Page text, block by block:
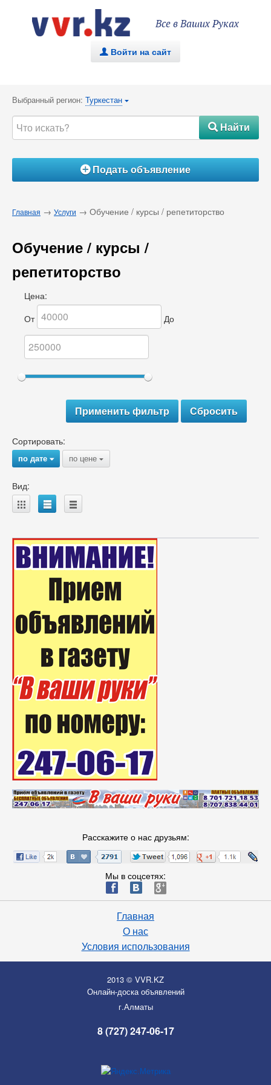
Все в Ваших Руках
. Войти на сайт
Выбранный регион: Туркестан {
#Найти
ÁПодать объявление
Главная → Услуги → Обучение / курсы / репетиторство
Обучение / курсы /
репетиторство
Цена:
От
До
Сортировать:
по дате{ по цене {
Вид:
A B C
Расскажите о нас друзьям:
Мы в соцсетях:
ä æ è
Главная
О нас
Условия использования
2013 © VVR.KZ
Онлайн-доска объявлений
г.Алматы
8 (727) 247-06-17